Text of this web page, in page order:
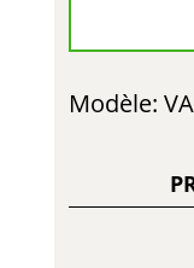
Modèle: